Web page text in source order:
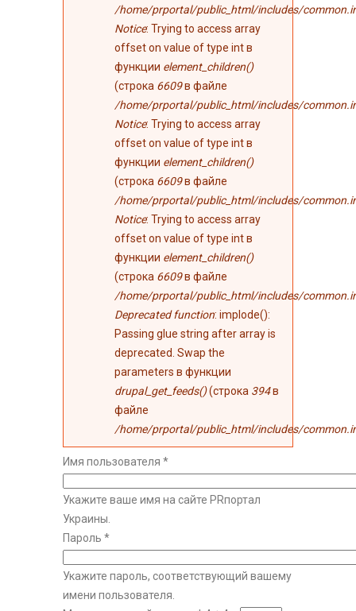
/home/prportal/public_html/includes/
Notice: Trying to access array
offset on value of type int в
функции element_children()
(строка 6609в файле
/home/prportal/public_html/includes/
Notice: Trying to access array
offset on value of type int в
функции element_children()
(строка 6609в файле
/home/prportal/public_html/includes/
Notice: Trying to access array
offset on value of type int в
функции element_children()
(строка 6609в файле
/home/prportal/public_html/includes/
Deprecated function: implode():
Passing glue string after array is
deprecated. Swap the
parameters в функции
drupal_get_feeds()(строка 394в
файле
/home/prportal/public_html/includes/
Имя пользователя *
Укажите ваше имя на сайте PRпортал
Украины.
Пароль *
Укажите пароль, соответствующий вашему
имени пользователя.